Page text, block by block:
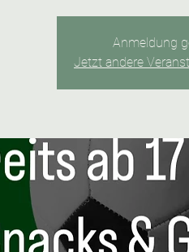
Anmeldung
Jetzt andere